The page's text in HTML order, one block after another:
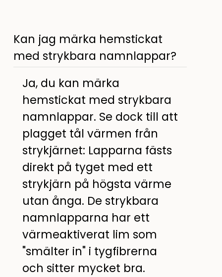
Kan jag märka hemstickat
med strykbara namnlappar?
Ja, du kan märka
hemstickat med strykbara
namnlappar. Se dock till att
plagget tål värmen från
strykjärnet: Lapparna fästs
direkt på tyget med ett
strykjärn på högsta värme
utan ånga. De strykbara
namnlapparna har ett
värmeaktiverat lim som
"smälter in" i tygfibrerna
och sitter mycket bra.